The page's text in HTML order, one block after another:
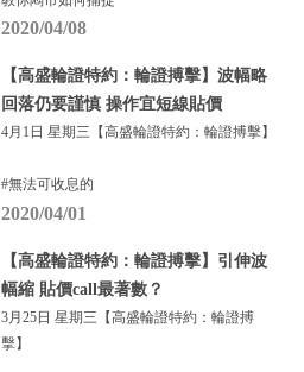
2020/04/08
【高盛輪證特約：輪證搏擊】波幅略
回落仍要謹慎 操作宜短線貼價
4月1日 星期三【高盛輪證特約：輪證搏擊】
#無法可收息的
2020/04/01
【高盛輪證特約：輪證搏擊】引伸波
幅縮 貼價call最著數？
3月25日 星期三【高盛輪證特約：輪證搏
擊】